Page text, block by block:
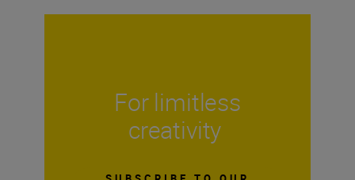
For limitless
creativity